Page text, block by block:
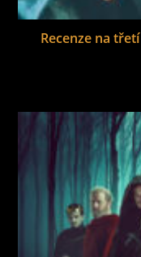
Recenze na